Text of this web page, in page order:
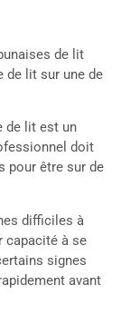
de lit
de lit sur une de
de lit est un
doit
pour être sur de
difficiles à
capacité à se
signes
avant